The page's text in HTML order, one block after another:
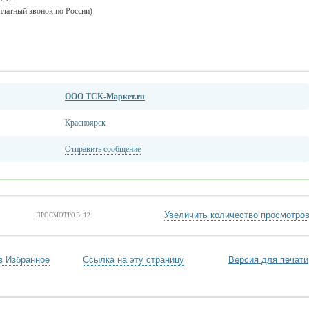
звонок по России)
ООО ТСК-Маркет.ru
Красноярск
Отправить сообщение
ПРОСМОТРОВ: 12 Увеличить количество просмотров
Избранное Ссылка на эту страницу Версия для печати